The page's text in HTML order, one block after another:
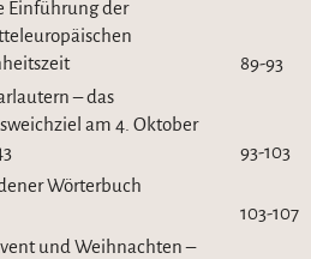
Einführung der
89-93
– das
am 4. Oktober
93-103
Wörterbuch
103-107
und Weihnachten –